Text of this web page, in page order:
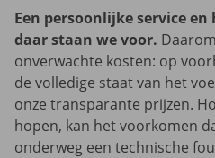
Een persoonlijke service
daar staan we voor.
onverwachte kosten: op
de volledige staat van het
onze transparante prijzen.
hopen, kan het voorkomen
onderweg een technische